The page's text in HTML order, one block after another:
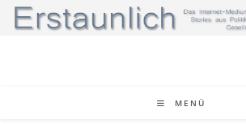
Zum
Inhalt
MENÜ